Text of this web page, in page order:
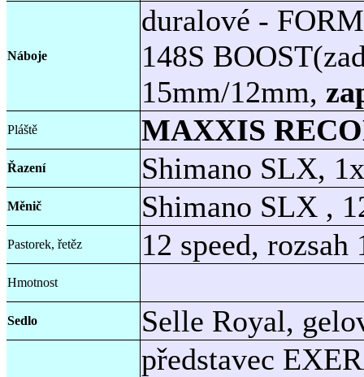
Náboje
duralové -
148S
15mm/12mm,
Pláště MAXXIS
Řazení Shimano SLX,
Měnič Shimano SLX ,
Pastorek, řetěz 12 speed,
Hmotnost
Sedlo Selle Royal,
představec